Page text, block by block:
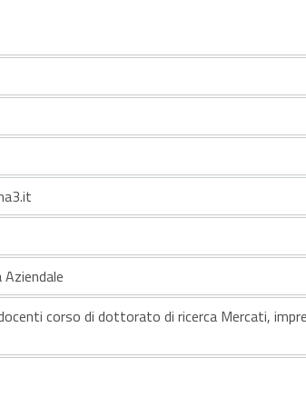
corso di dottorato di ricerca Mercati,